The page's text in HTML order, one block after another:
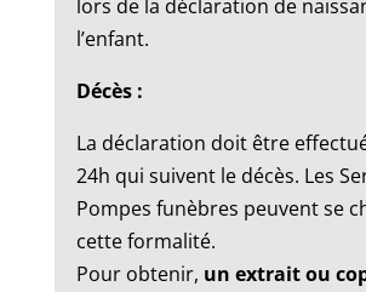
lors de la déclaration de
l’enfant.
Décès :
La déclaration doit être
24h qui suivent le décès. Les
Pompes funèbres peuvent se
cette formalité.
Pour obtenir, un extrait ou